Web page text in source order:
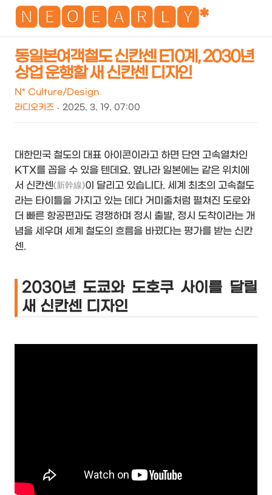
🅽🅴🅾🅴🅰🆁🅻🆈*
동일본여객철도 신칸센 E10계, 2030년
상업 운행할 새 신칸센 디자인
N* Culture/Design
라디오키즈
2025. 3. 19. 07:00
대한민국 철도의 대표 아이콘이라고 하면 단연 고속열차인
KTX를 꼽을 수 있을 텐데요. 옆나라 일본에는 같은 위치에
서 신칸센(新幹線)이 달리고 있습니다. 세계 최초의 고속철도
라는 타이틀을 가지고 있는 데다 거미줄처럼 펼쳐진 도로와
더 빠른 항공편과도 경쟁하며 정시 출발, 정시 도착이라는 개
념을 세우며 세계 철도의 흐름을 바꿨다는 평가를 받는 신칸
센.
2030년 도쿄와 도호쿠 사이를 달릴
새 신칸센 디자인